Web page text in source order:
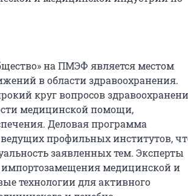
на ПМЭФ является местом
в области здравоохранения.
круг вопросов
медицинской помощи,
Деловая программа
профильных институтов,
заявленных тем. Эксперты
импортозамещения медицинской и
технологии для активного